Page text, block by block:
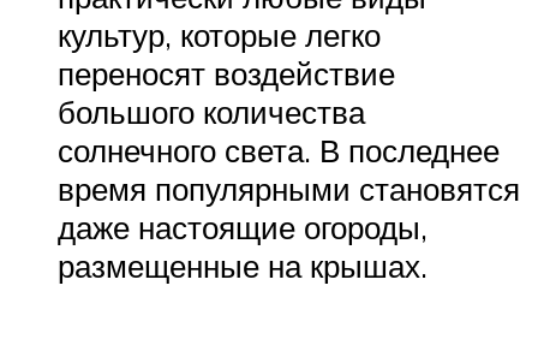
культур, которые легко
переносят воздействие
большого количества
солнечного света. В последнее
время популярными становятся
даже настоящие огороды,
размещенные на крышах.